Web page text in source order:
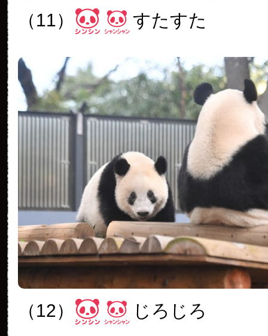
（11） すたすた
（12） じろじろ